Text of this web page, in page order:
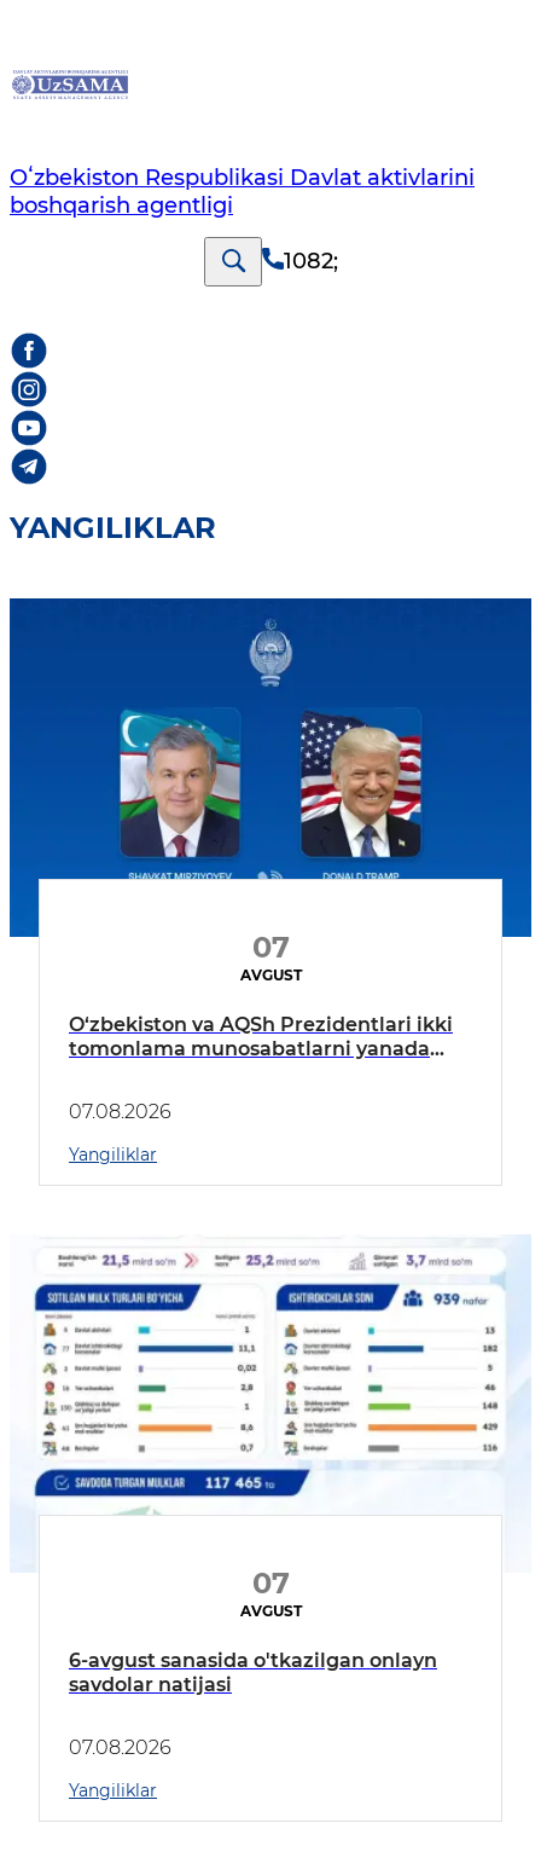
Oʻzbekiston Respublikasi Davlat aktivlarini
boshqarish agentligi
1082;
YANGILIKLAR
07
AVGUST
O‘zbekiston va AQSh Prezidentlari ikki
tomonlama munosabatlarni yanada
07.08.2026
Yangiliklar
07
AVGUST
6-avgust sanasida o'tkazilgan onlayn
savdolar natijasi
07.08.2026
Yangiliklar